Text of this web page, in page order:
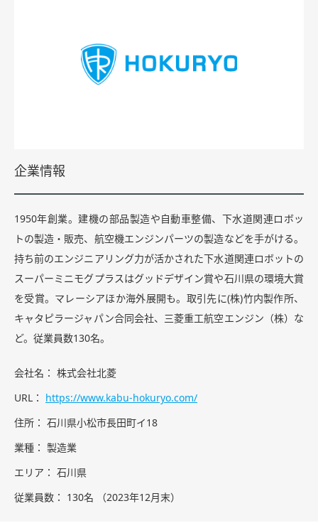
企業情報
1950年創業。建機の部品製造や自動車整備、下水道関連ロボッ
トの製造・販売、航空機エンジンパーツの製造などを手がける。
持ち前のエンジニアリング力が活かされた下水道関連ロボットの
スーパーミニモグプラスはグッドデザイン賞や石川県の環境大賞
を受賞。マレーシアほか海外展開も。取引先に(株)竹内製作所、
キャタピラージャパン合同会社、三菱重工航空エンジン（株）な
ど。従業員数130名。
会社名 株式会社北菱
URL https://www.kabu-hokuryo.com/
住所 石川県小松市長田町イ18
業種 製造業
エリア 石川県
従業員数 130名 （2023年12月末）